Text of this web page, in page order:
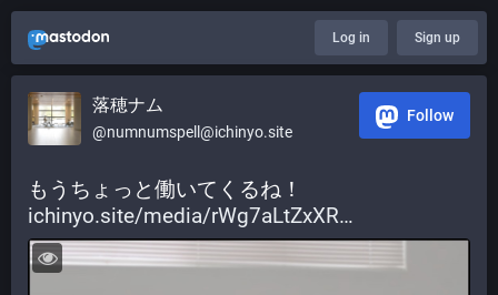
Log in Sign up
落穂ナム
@numnumspell@ichinyo.site
Follow
もうちょっと働いてくるね！
ichinyo.site/media/rWg7aLtZxXR